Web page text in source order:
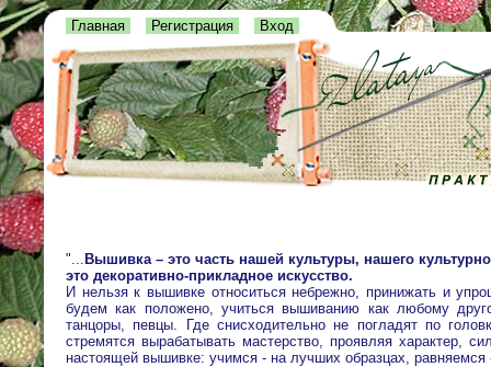
Главная Регистрация Вход
"... Вышивка – это часть нашей культуры, нашего
это декоративно-прикладное искусство.
И нельзя к вышивке относиться небрежно, принижать и
будем как положено, учиться вышиванию как любому
танцоры, певцы. Где снисходительно не погладят по
стремятся вырабатывать мастерство, проявляя характер,
настоящей вышивке: учимся - на лучших образцах,